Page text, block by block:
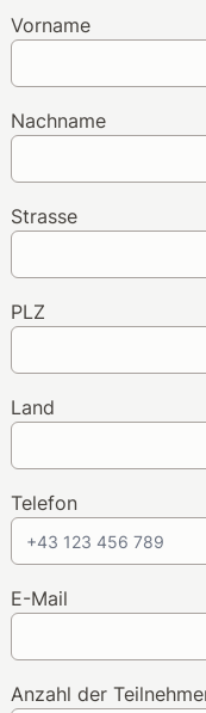
Vorname
Nachname
Strasse
PLZ
Land
Telefon
E-Mail
Anzahl der